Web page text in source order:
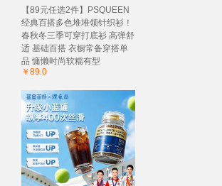
【89元任选2件】PSQUEEN
经典百搭多色堆堆领针织衫！
春秋冬三季可穿打底衫 高弹舒
适 基础百搭 衣橱常备穿搭单
品 慵懒时尚软糯有型
￥89.0